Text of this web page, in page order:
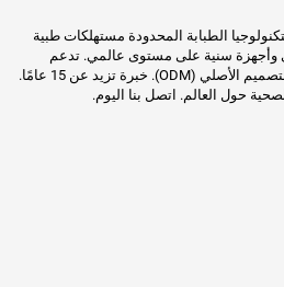
الطبابة المحدودة مستهلكات طبية
وأجهزة سنية على مستوى عالمي. تدعم
خدمات التصنيع الأصلي (OEM) والتصميم الأصلي (ODM). خبرة تزيد عن 15 عامًا.
حول العالم. اتصل بنا اليوم.